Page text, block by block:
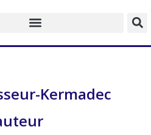
Kermadec